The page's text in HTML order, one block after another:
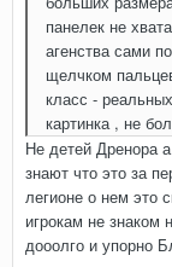
панелек не
агенства сами
щелчком
класс -
картинка , не
Не детей Дренора
знают что это за
легионе о нем это
игрокам не знаком
дооолго и упорно